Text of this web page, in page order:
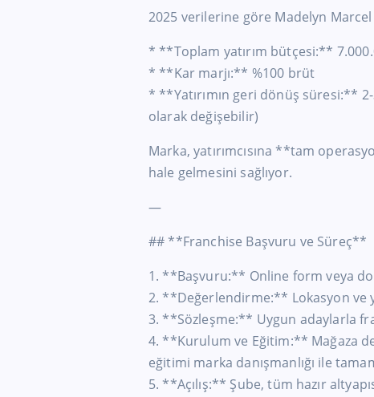
2025 verilerine göre Madelyn
* **Toplam yatırım bütçesi:**
* **Kar marjı:** %100 brüt
* **Yatırımın geri dönüş süresi:**
olarak değişebilir)
Marka, yatırımcısına **tam
hale gelmesini sağlıyor.
—
## **Franchise Başvuru ve Süreç**
1. **Başvuru:** Online form veya
2. **Değerlendirme:** Lokasyon ve
3. **Sözleşme:** Uygun adaylarla
4. **Kurulum ve Eğitim:** Mağaza
eğitimi marka danışmanlığı ile
5. **Açılış:** Şube, tüm hazır